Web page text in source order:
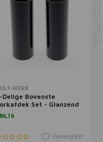
aan winkelwagen
WERK
Delige Bovenste
Set - Glanzend
06-17 Dyna
Verlanglijst